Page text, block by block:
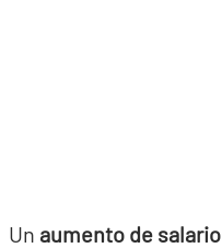
Un aumento de salario